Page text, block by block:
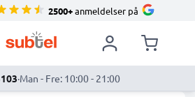
2500+anmeldelser på
·Man - Fre: 10:00 - 21:00